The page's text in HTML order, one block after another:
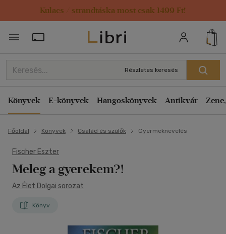
Kulacs / strandtáska most csak 1499 Ft!
Törzsvásárlói Kártya adatai
Részletes keresés
Könyvek E-könyvek Hangoskönyvek Antikvár
Főoldal Könyvek Család és szülők Gyermeknevelés
Fischer Eszter
Meleg a gyerekem?!
Az Élet Dolgai sorozat
Könyv